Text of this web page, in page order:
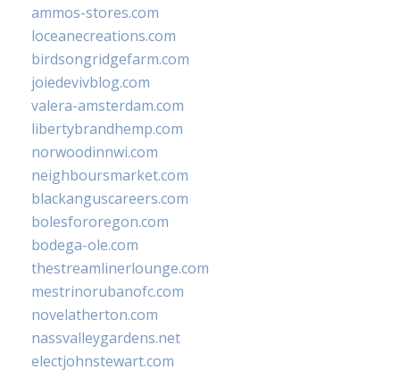
ammos-stores.com
loceanecreations.com
birdsongridgefarm.com
joiedevivblog.com
valera-amsterdam.com
libertybrandhemp.com
norwoodinnwi.com
neighboursmarket.com
blackanguscareers.com
bolesfororegon.com
bodega-ole.com
thestreamlinerlounge.com
mestrinorubanofc.com
novelatherton.com
nassvalleygardens.net
electjohnstewart.com